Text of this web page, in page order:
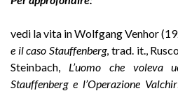
vedi la vita in Wolfgang Venhor
e il caso Stauffenberg, trad. it.,
Steinbach, L’uomo che voleva
Stauffenberg e l’Operazione